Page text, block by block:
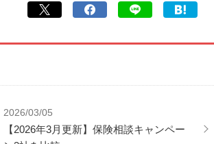
2026/03/05
【2026年3月更新】保険相談キャンペー